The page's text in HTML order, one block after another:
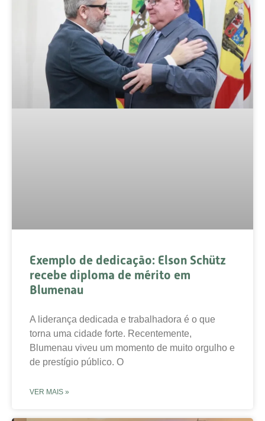
Exemplo de dedicação: Elson Schütz
recebe diploma de mérito em
Blumenau
A liderança dedicada e trabalhadora é o que
torna uma cidade forte. Recentemente,
Blumenau viveu um momento de muito orgulho e
de prestígio público. O
VER MAIS »